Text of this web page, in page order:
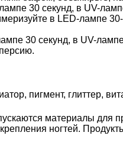
30 секунд, в UV-
в LED-лампе
30 секунд, в UV-
пигмент, глиттер,
материалы для
ногтей.